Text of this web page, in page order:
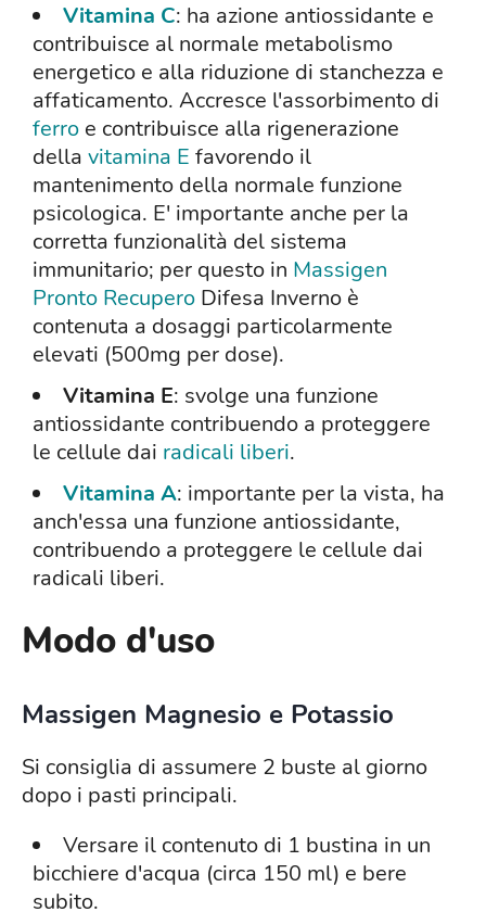
Vitamina C: ha azione antiossidante e
contribuisce al normale metabolismo
energetico e alla riduzione di stanchezza e
affaticamento. Accresce l'assorbimento di
ferro e contribuisce alla rigenerazione
della vitamina E favorendo il
mantenimento della normale funzione
psicologica. E' importante anche per la
corretta funzionalità del sistema
immunitario; per questo in Massigen
Pronto Recupero Difesa Inverno è
contenuta a dosaggi particolarmente
elevati (500mg per dose).
Vitamina E: svolge una funzione
antiossidante contribuendo a proteggere
le cellule dai radicali liberi.
Vitamina A: importante per la vista, ha
anch'essa una funzione antiossidante,
contribuendo a proteggere le cellule dai
radicali liberi.
Modo d'uso
Massigen Magnesio e Potassio
Si consiglia di assumere 2 buste al giorno
dopo i pasti principali.
Versare il contenuto di 1 bustina in un
bicchiere d'acqua (circa 150 ml) e bere
subito.